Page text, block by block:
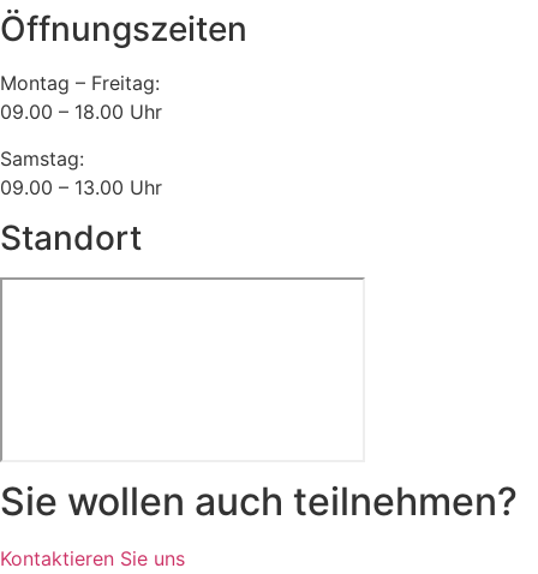
Öffnungszeiten
Montag – Freitag:
09.00 – 18.00 Uhr
Samstag:
09.00 – 13.00 Uhr
Standort
Sie wollen auch teilnehmen?
Kontaktieren Sie uns